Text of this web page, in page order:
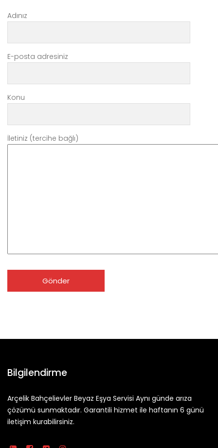
Adınız
E-posta adresiniz
Konu
İletiniz (tercihe bağlı)
Bilgilendirme
Arçelik Bahçelievler Beyaz Eşya Servisi Aynı günde arıza
çözümü sunmaktadır. Garantili hizmet ile haftanın 6 günü
iletişim kurabilirsiniz.